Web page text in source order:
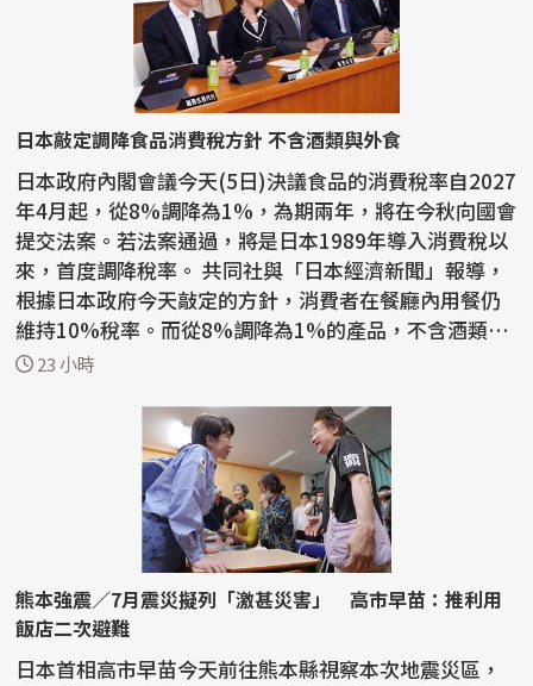
日本敲定調降食品消費稅方針 不含酒類與外食
日本政府內閣會議今天(5日)決議食品的消費稅率自2027
年4月起，從8%調降為1%，為期兩年，將在今秋向國會
提交法案。若法案通過，將是日本1989年導入消費稅以
來，首度調降稅率。 共同社與「日本經濟新聞」報導，
根據日本政府今天敲定的方針，消費者在餐廳內用餐仍
維持10%稅率。而從8%調降為1%的產品，不含酒類與
外食。...
23 小時
熊本強震／7月震災擬列「激甚災害」 高市早苗：推利用
飯店二次避難
日本首相高市早苗今天前往熊本縣視察本次地震災區，